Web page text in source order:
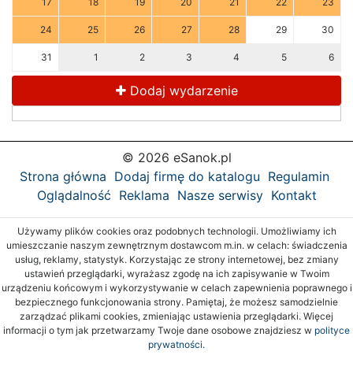
24 25 26 27 28 29 30
31 1 2 3 4 5 6
Dodaj wydarzenie
© 2026 eSanok.pl
Strona główna Dodaj firmę do katalogu Regulamin
Oglądalność Reklama Nasze serwisy Kontakt
Używamy plików cookies oraz podobnych technologii. Umożliwiamy ich
umieszczanie naszym zewnętrznym dostawcom m.in. w celach: świadczenia
usług, reklamy, statystyk. Korzystając ze strony internetowej, bez zmiany
ustawień przeglądarki, wyrażasz zgodę na ich zapisywanie w Twoim
urządzeniu końcowym i wykorzystywanie w celach zapewnienia poprawnego i
bezpiecznego funkcjonowania strony. Pamiętaj, że możesz samodzielnie
zarządzać plikami cookies, zmieniając ustawienia przeglądarki. Więcej
informacji o tym jak przetwarzamy Twoje dane osobowe znajdziesz w polityce
prywatności.